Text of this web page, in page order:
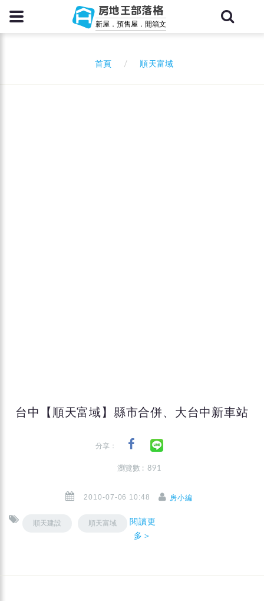
房地王部落格
新屋．預售屋．開箱文
首頁 順天富域
台中【順天富域】縣市合併、大台中新車站
分享：
瀏覽數 : 891
2010-07-06 10:48 房小編
順天建設 順天富域
閱讀更
多＞